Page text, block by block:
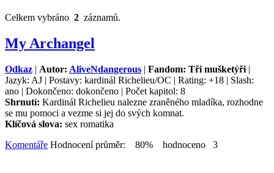
Celkem vybráno 2 záznamů.
My Archangel
Odkaz | Autor: AliveNdangerous | Fandom: Tři mušketýři |
Jazyk: AJ | Postavy: kardinál Richelieu/OC | Rating: +18 | Slash:
ano | Dokončeno: dokončeno | Počet kapitol: 8
Shrnutí: Kardinál Richelieu nalezne zraněného mladíka, rozhodne
se mu pomoci a vezme si jej do svých komnat.
Klíčová slova: sex romatika
Komentáře Hodnocení průměr: 80% hodnoceno 3